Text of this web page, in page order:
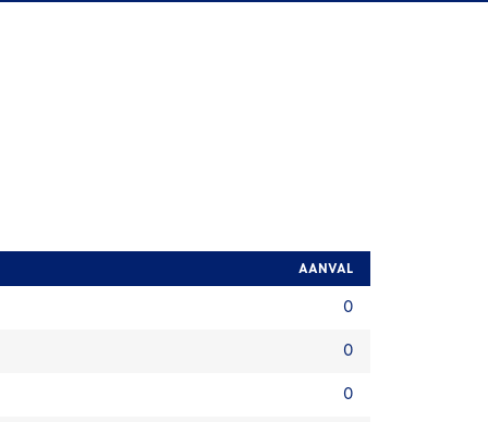
AANVAL
0
0
0